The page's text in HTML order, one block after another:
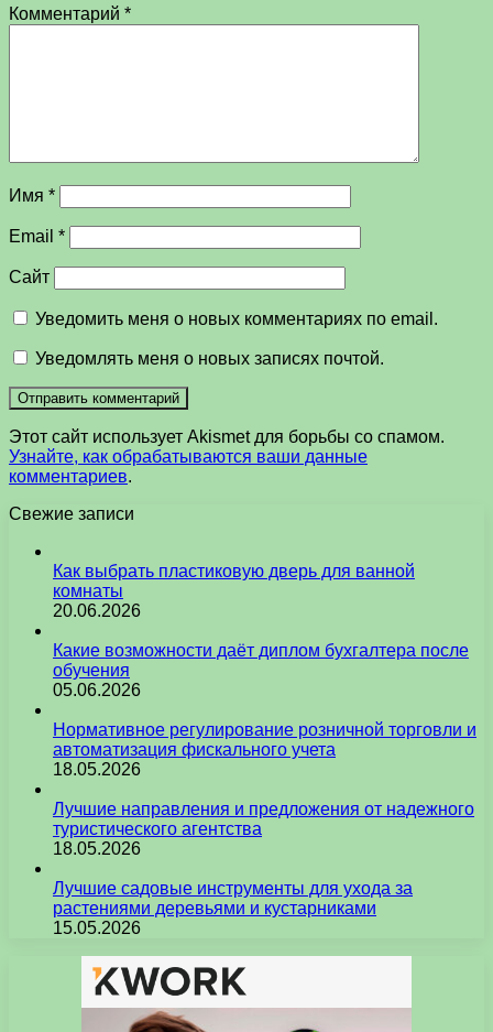
Комментарий *
Имя *
Email *
Сайт
Уведомить меня о новых комментариях по email.
Уведомлять меня о новых записях почтой.
Этот сайт использует Akismet для борьбы со спамом.
Узнайте, как обрабатываются ваши данные
комментариев.
Свежие записи
Как выбрать пластиковую дверь для ванной
комнаты
20.06.2026
Какие возможности даёт диплом бухгалтера после
обучения
05.06.2026
Нормативное регулирование розничной торговли и
автоматизация фискального учета
18.05.2026
Лучшие направления и предложения от надежного
туристического агентства
18.05.2026
Лучшие садовые инструменты для ухода за
растениями деревьями и кустарниками
15.05.2026